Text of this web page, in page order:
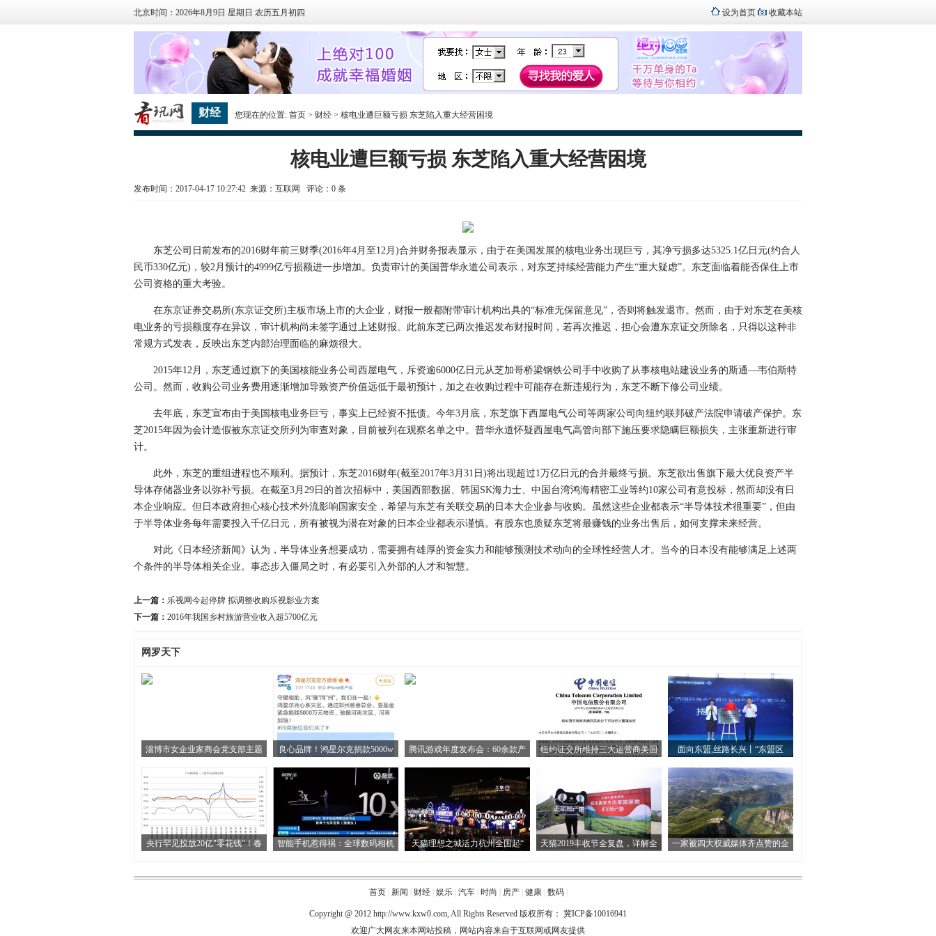
北京时间：2026年8月9日 星期日 农历五月初四 设为首页 收藏本站
财经 您现在的位置:首页 > 财经 > 核电业遭巨额亏损 东芝陷入重大经营困境
核电业遭巨额亏损 东芝陷入重大经营困境
发布时间：2017-04-17 10:27:42 来源：互联网 评论： 0 条
东芝公司日前发布的2016财年前三财季(2016年4月至12月)合并财务报表显示，由于在美国发展的核电业务出现巨亏，其净亏损多达5325.1亿日元(约合人
民币330亿元)，较2月预计的4999亿亏损额进一步增加。负责审计的美国普华永道公司表示，对东芝持续经营能力产生“重大疑虑”。东芝面临着能否保住上市
公司资格的重大考验。
在东京证券交易所(东京证交所)主板市场上市的大企业，财报一般都附带审计机构出具的“标准无保留意见”，否则将触发退市。然而，由于对东芝在美核
电业务的亏损额度存在异议，审计机构尚未签字通过上述财报。此前东芝已两次推迟发布财报时间，若再次推迟，担心会遭东京证交所除名，只得以这种非
常规方式发表，反映出东芝内部治理面临的麻烦很大。
2015年12月，东芝通过旗下的美国核能业务公司西屋电气，斥资逾6000亿日元从芝加哥桥梁钢铁公司手中收购了从事核电站建设业务的斯通—韦伯斯特
公司。然而，收购公司业务费用逐渐增加导致资产价值远低于最初预计，加之在收购过程中可能存在新违规行为，东芝不断下修公司业绩。
去年底，东芝宣布由于美国核电业务巨亏，事实上已经资不抵债。今年3月底，东芝旗下西屋电气公司等两家公司向纽约联邦破产法院申请破产保护。东
芝2015年因为会计造假被东京证交所列为审查对象，目前被列在观察名单之中。普华永道怀疑西屋电气高管向部下施压要求隐瞒巨额损失，主张重新进行审
计。
此外，东芝的重组进程也不顺利。据预计，东芝2016财年(截至2017年3月31日)将出现超过1万亿日元的合并最终亏损。东芝欲出售旗下最大优良资产半
导体存储器业务以弥补亏损。在截至3月29日的首次招标中，美国西部数据、韩国SK海力士、中国台湾鸿海精密工业等约10家公司有意投标，然而却没有日
本企业响应。但日本政府担心核心技术外流影响国家安全，希望与东芝有关联交易的日本大企业参与收购。虽然这些企业都表示“半导体技术很重要”，但由
于半导体业务每年需要投入千亿日元，所有被视为潜在对象的日本企业都表示谨慎。有股东也质疑东芝将最赚钱的业务出售后，如何支撑未来经营。
对此《日本经济新闻》认为，半导体业务想要成功，需要拥有雄厚的资金实力和能够预测技术动向的全球性经营人才。当今的日本没有能够满足上述两
个条件的半导体相关企业。事态步入僵局之时，有必要引入外部的人才和智慧。
上一篇： 乐视网今起停牌 拟调整收购乐视影业方案
下一篇： 2016年我国乡村旅游营业收入超5700亿元
网罗天下
淄博市女企业家商会党支部主题 良心品牌！鸿星尔克捐款5000w 腾讯游戏年度发布会：60余款产 纽约证交所维持三大运营商美国 面向东盟,丝路长兴丨“东盟区
央行罕见投放20亿"零花钱"！春 智能手机惹得祸：全球数码相机 天猫理想之城活力杭州全国起“ 天猫2019丰收节全复盘，详解全 一家被四大权威媒体齐点赞的企
首页| 新闻 财经| 娱乐| 汽车| 时尚 房产| 健康| 数码|
Copyright @ 2012 http://www.kxw0.com, All Rights Reserved 版权所有： 冀ICP备10016941
欢迎广大网友来本网站投稿，网站内容来自于互联网或网友提供